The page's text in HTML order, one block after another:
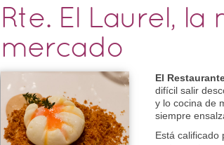
Rte. El Laurel,
mercado
El
difícil salir
y lo cocina de
siempre
Está calificado